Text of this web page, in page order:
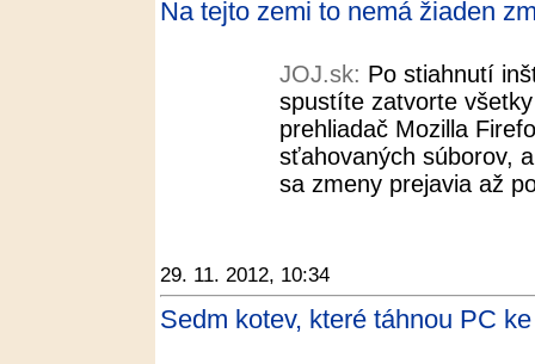
Na tejto zemi to nemá žiaden
JOJ.sk: Po stiahnutí
spustíte zatvorte
prehliadač Mozilla
sťahovaných súborov,
sa zmeny prejavia až
29. 11. 2012, 10:34
Sedm kotev, které táhnou PC